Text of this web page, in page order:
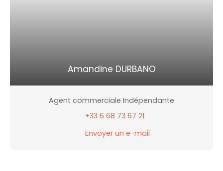
Amandine DURBANO
Agent commerciale Indépendante
+33 6 68 73 67 21
Envoyer un e-mail